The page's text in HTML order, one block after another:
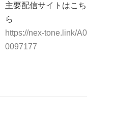
主要配信サイトはこち
ら
https://nex-tone.link/A0
0097177